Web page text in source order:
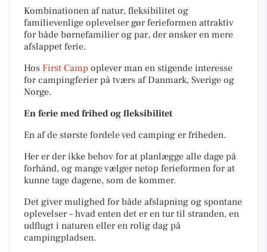
Kombinationen af natur, fleksibilitet og
familievenlige oplevelser gør ferieformen attraktiv
for både børnefamilier og par, der ønsker en mere
afslappet ferie.
Hos First Camp oplever man en stigende interesse
for campingferier på tværs af Danmark, Sverige og
Norge.
En ferie med frihed og fleksibilitet
En af de største fordele ved camping er friheden.
Her er der ikke behov for at planlægge alle dage på
forhånd, og mange vælger netop ferieformen for at
kunne tage dagene, som de kommer.
Det giver mulighed for både afslapning og spontane
oplevelser – hvad enten det er en tur til stranden, en
udflugt i naturen eller en rolig dag på
campingpladsen.